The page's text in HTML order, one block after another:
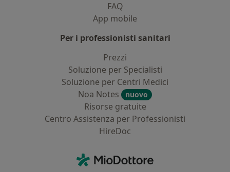
FAQ
App mobile
Per i professionisti sanitari
Prezzi
Soluzione per Specialisti
Soluzione per Centri Medici
Noa Notes
nuovo
Risorse gratuite
Centro Assistenza per Professionisti
HireDoc
MioDottore - Homepage